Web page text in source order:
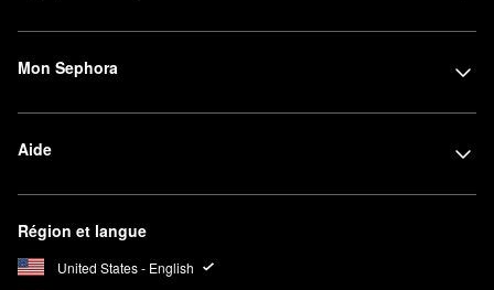
Mon Sephora
Aide
Région et langue
United States - English